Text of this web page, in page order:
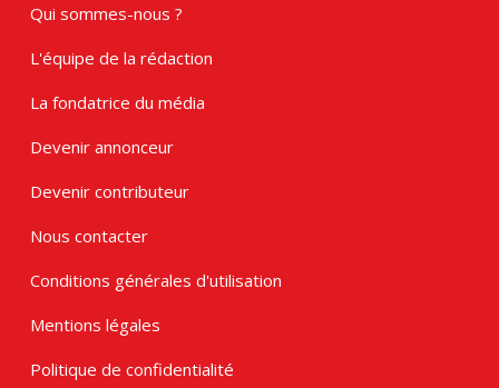
Qui sommes-nous ?
L'équipe de la rédaction
La fondatrice du média
Devenir annonceur
Devenir contributeur
Nous contacter
Conditions générales d'utilisation
Mentions légales
Politique de confidentialité